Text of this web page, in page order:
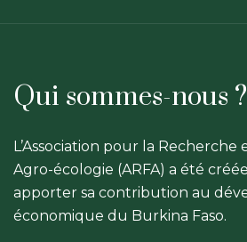
Qui sommes-nous ?
L’Association pour la
Agro-écologie (ARFA) a été
apporter sa contribution au
économique du Burkina Faso.